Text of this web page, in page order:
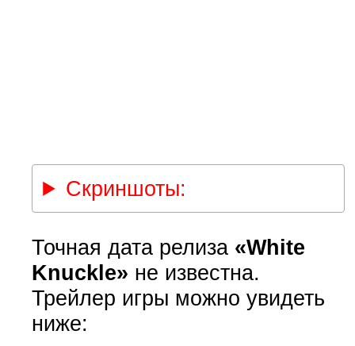
Скриншоты:
Точная дата релиза «White
Knuckle» не известна.
Трейлер игры можно увидеть
ниже: